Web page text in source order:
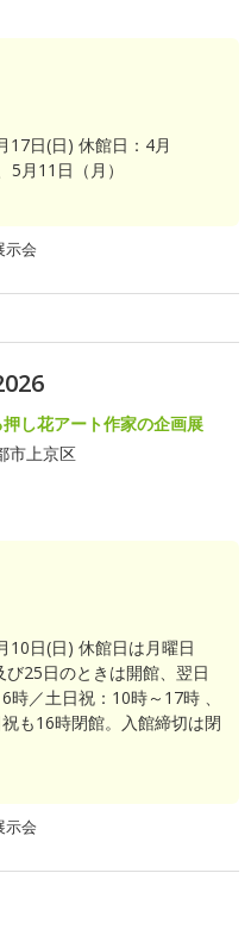
17日(日) 休館日：4月
月11日（月）
示会
し花アート作家の企画展
市上京区
10日(日) 休館日は月曜日
び25日のときは開館、翌日
／土日祝：10時～17時 、
も16時閉館。入館締切は閉
示会